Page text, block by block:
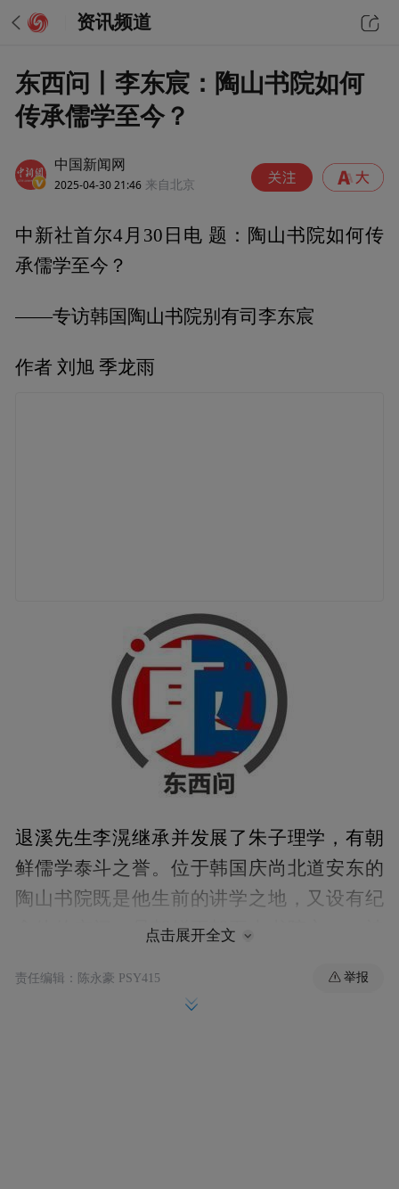
资讯频道
东西问丨李东宸：陶山书院如何
传承儒学至今？
中国新闻网
2025-04-30 21:46 来自北京
中新社首尔4月30日电 题：陶山书院如何传
承儒学至今？
——专访韩国陶山书院别有司李东宸
作者 刘旭 季龙雨
退溪先生李滉继承并发展了朱子理学，有朝
鲜儒学泰斗之誉。位于韩国庆尚北道安东的
陶山书院既是他生前的讲学之地，又设有纪
念他的空间，是朝鲜王朝五大书院之一，被
书院至今仍保存完好，不仅见证了韩国儒学
点击展开全文
责任编辑：陈永豪 PSY415 举报